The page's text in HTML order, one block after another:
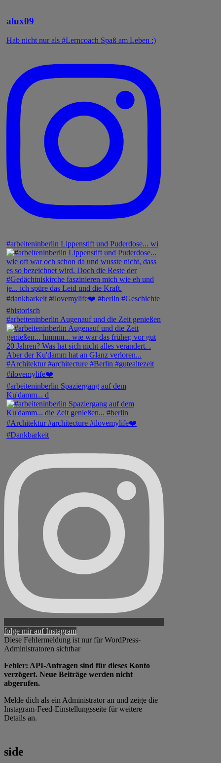
alux09
Hab nicht nur als #Lerncoach Spaß am Leben :)
#arbeiteninberlin Lippenstift und Puderdose... wi
#arbeiteninberlin Augenauf und die Zeit genießen
#arbeiteninberlin Spaziergang auf dem
Ku'damm... d
folge mir auf Instagram
Diese Fehlermeldung ist nur für WordPress-
Administratoren sichtbar
Fehler: API-Anfragen sind für dieses Konto
verzögert. Neue Beiträge werden nicht
abgerufen.
Melde dich als ein Administrator an und zeige die
Instagram-Feed-Einstellungsseite für weitere
Details an.
side